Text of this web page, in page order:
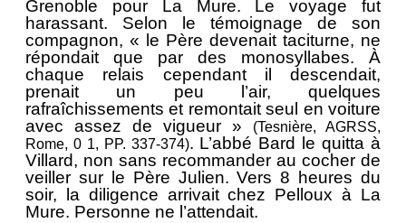
Grenoble pour La Mure. Le voyage fut
harassant. Selon le témoignage de son
compagnon, « le Père devenait taciturne, ne
répondait que par des monosyllabes. À
chaque relais cependant il descendait,
prenait un peu l’air, quelques
rafraîchissements et remontait seul en voiture
avec assez de vigueur »
(Tesnière, AGRSS,
Rome, 0 1, PP. 337-374). L’abbé Bard le quitta à
Villard, non sans recommander au cocher de
veiller sur le Père Julien. Vers 8 heures du
soir, la diligence arrivait chez Pelloux à La
Mure. Personne ne l’attendait.